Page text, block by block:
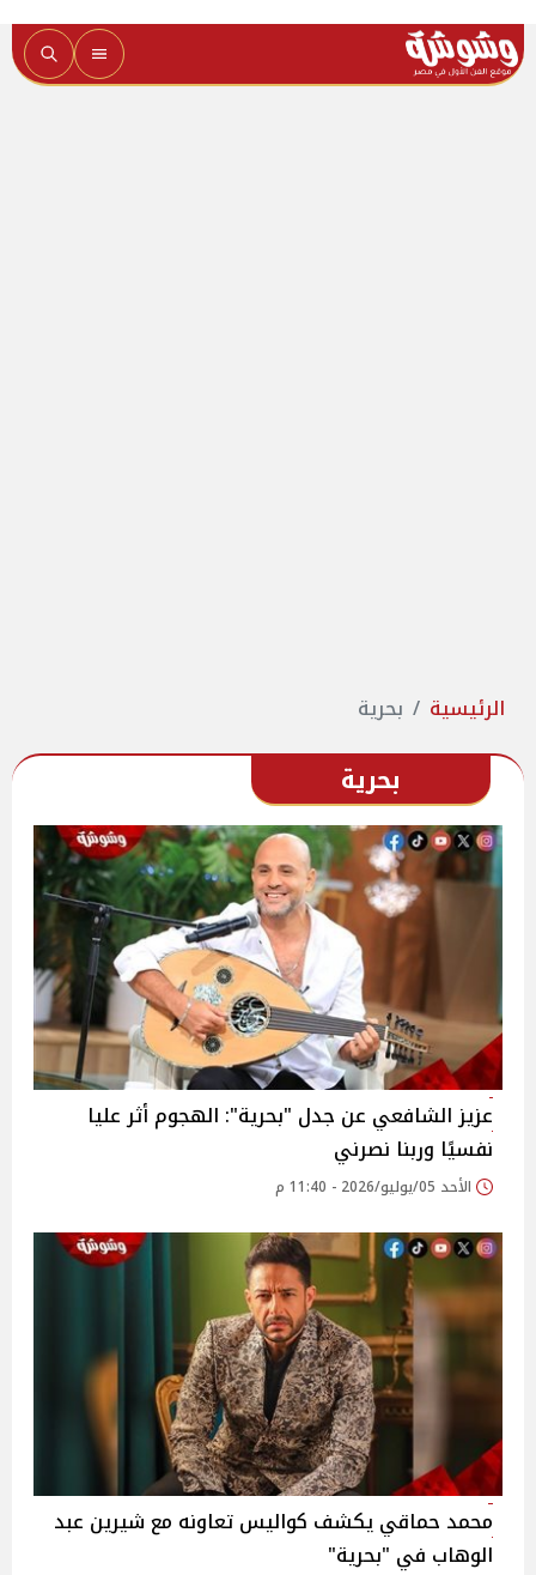
الرئيسية بحرية
بحرية
عزيز الشافعي عن جدل "بحرية": الهجوم أثر عليا
نفسيًا وربنا نصرني
الأحد 05/يوليو/2026 - 11:40 م
محمد حماقي يكشف كواليس تعاونه مع شيرين عبد
الوهاب في "بحرية"